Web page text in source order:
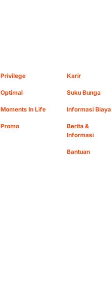
Privilege
Optimal
Moments In Life
Promo
Karir
Suku Bunga
Informasi Biaya
Berita &
Informasi
Bantuan